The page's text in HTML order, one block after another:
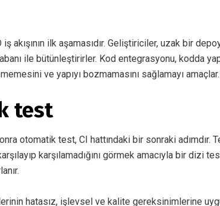
akışının ilk aşamasıdır. Geliştiriciler, uzak bir
ile bütünleştirirler. Kod entegrasyonu, kodda
ve yapıyı bozmamasını sağlamayı amaçlar.
test
otomatik test, CI hattındaki bir sonraki adımdır.
karşılamadığını görmek amacıyla bir dizi
hatasız, işlevsel ve kalite gereksinimlerine